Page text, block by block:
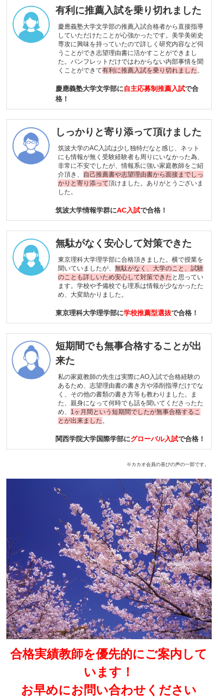
有利に推薦入試を乗り切れました
慶應義塾大学文学部の推薦入試合格者から直接指導
していただけたことが心強かったです。美学美術史
専攻に興味を持っていたので詳しく研究内容など伺
うことができ志望理由書に活かすことができまし
た。パンフレットだけではわからない内部事情を聞
くことができて有利に推薦入試を乗り切れました 。
慶應義塾大学文学部に自主応募制推薦入試で合
格！
しっかりと寄り添って頂けました
筑波大学のAC入試は少し独特だなと感じ、ネット
にも情報が無く受験経験者も周りにいなかった為、
非常に不安でしたが、情報系に強い家庭教師をご紹
介頂き、 自己推薦書や志望理由書から面接までしっ
かりと寄り添って頂けました。ありがとうございま
した。
筑波大学情報学群にAC入試で合格！
無駄がなく安心して対策できた
東京理科大学理学部に合格頂きました。横で授業を
聞いていましたが、無駄がなく、大学のこと、試験
のことも詳しいため安心して対策できた と思ってい
ます。学校や予備校でも理系は情報が少なかったた
め、大変助かりました。
東京理科大学理学部に学校推薦型選抜で合格！
短期間でも無事合格することが出
来た
私の家庭教師の先生は実際にAO入試で合格経験の
あるため、志望理由書の書き方や添削指導だけでな
く、その他の書類の書き方等も教わりました。ま
た、親身になって何時でも話を聞いてくださったた
め、 1ヶ月間という短期間でしたが無事合格するこ
とが出来ました 。
関西学院大学国際学部にグローバル入試で合格！
※カカオ会員の喜びの声の一部です。
合格実績教師を優先的にご案内して
います！
お早めにお問い合わせください